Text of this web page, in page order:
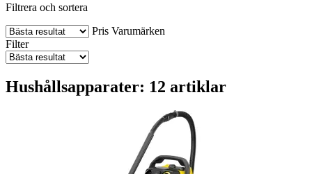
Filtrera och sortera
Pris Varumärken
Filter
Hushållsapparater: 12 artiklar